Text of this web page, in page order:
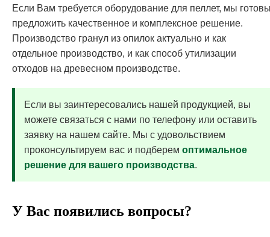
Если Вам требуется оборудование для пеллет, мы
предложить качественное и комплексное решение.
Производство гранул из опилок актуально и как
отдельное производство, и как способ утилизации
отходов на древесном производстве.
Если вы заинтересовались нашей продукцией, вы
можете связаться с нами по телефону или оставить
заявку на нашем сайте. Мы с удовольствием
проконсультируем вас и подберем оптимальное
решение для вашего производства.
У Вас появились вопросы?